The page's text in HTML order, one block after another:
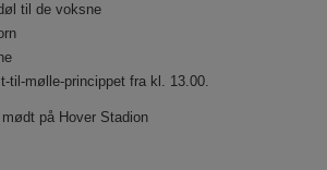
til de voksne
til-mølle-princippet fra kl. 13.00.
på Hover Stadion